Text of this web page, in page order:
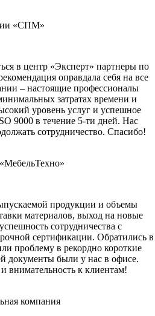
«СПМ»
в центр «Эксперт» партнеры по
оправдала себя на все
– настоящие профессионалы
затратах времени и
уровень услуг и успешное
9000 в течение 5-ти дней. Нас
сотрудничество. Спасибо!
продукции и объемы
материалов, выход на новые
сотрудничества с
сертификации. Обратились в
проблему в рекордно короткие
документы были у нас в офисе.
внимательность к клиентам!
компания